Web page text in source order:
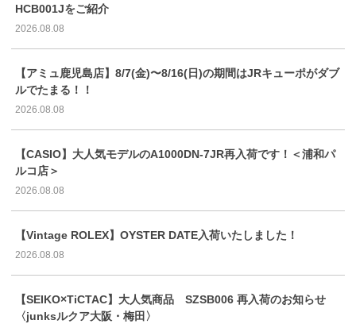
HCB001Jをご紹介
2026.08.08
【アミュ鹿児島店】8/7(金)〜8/16(日)の期間はJRキューポがダブ
ルでたまる！！
2026.08.08
【CASIO】大人気モデルのA1000DN-7JR再入荷です！＜浦和パ
ルコ店＞
2026.08.08
【Vintage ROLEX】OYSTER DATE入荷いたしました！
2026.08.08
【SEIKO×TiCTAC】大人気商品 SZSB006 再入荷のお知らせ
〈junksルクア大阪・梅田〉